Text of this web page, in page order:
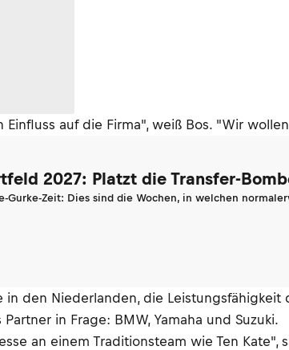
Einfluss auf die Firma", weiß Bos. "Wir
2027: Platzt die Transfer-
Gurke-Zeit: Dies sind die Wochen, in welchen
den Niederlanden, die
in Frage: BMW, Yamaha und Suzuki.
an einem Traditionsteam wie Ten